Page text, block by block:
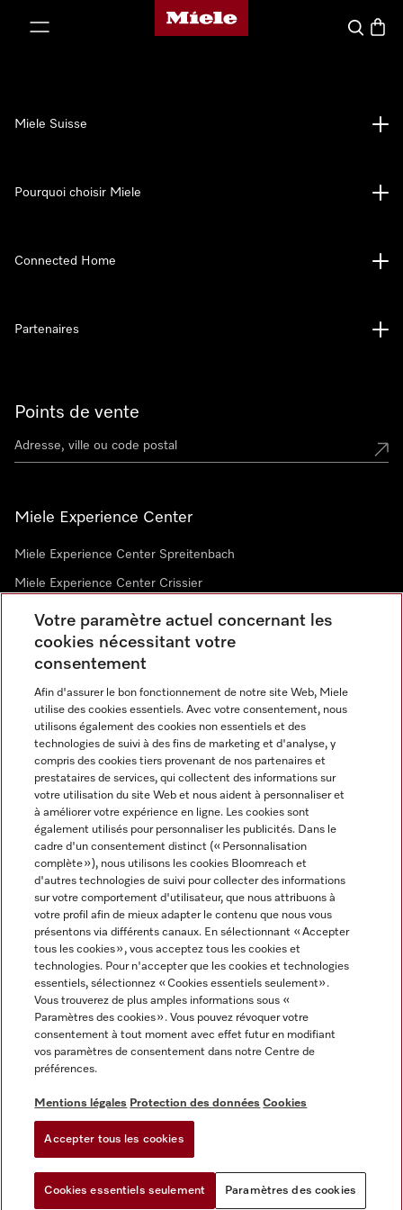
Page d'accueil de Miele
Search
Points de vente
Miele Experience Center
Miele Experience Center Spreitenbach
Miele Experience Center Crissier
Newsletter
Langue
FRANÇAIS
Miele Suisse
Pourquoi choisir Miele
Connected Home
Partenaires
Mentions légales
CGV
Protection des données
Paramètres des cookies
Miele sur Youtube
Votre paramètre actuel concernant les
cookies nécessitant votre
consentement
Afin d'assurer le bon fonctionnement de notre site Web, Miele
utilise des cookies essentiels. Avec votre consentement, nous
utilisons également des cookies non essentiels et des
technologies de suivi à des fins de marketing et d'analyse, y
compris des cookies tiers provenant de nos partenaires et
prestataires de services, qui collectent des informations sur
votre utilisation du site Web et nous aident à personnaliser et
à améliorer votre expérience en ligne. Les cookies sont
également utilisés pour personnaliser les publicités. Dans le
cadre d'un consentement distinct (« Personnalisation
complète »), nous utilisons les cookies Bloomreach et
d'autres technologies de suivi pour collecter des informations
sur votre comportement d'utilisateur, que nous attribuons à
votre profil afin de mieux adapter le contenu que nous vous
présentons via différents canaux. En sélectionnant « Accepter
tous les cookies », vous acceptez tous les cookies et
technologies. Pour n'accepter que les cookies et technologies
essentiels, sélectionnez « Cookies essentiels seulement».
Vous trouverez de plus amples informations sous «
Paramètres des cookies ». Vous pouvez révoquer votre
consentement à tout moment avec effet futur en modifiant
vos paramètres de consentement dans notre Centre de
préférences.
Mentions légales Protection des données Cookies
Accepter tous les cookies
Cookies essentiels seulement Paramètres des cookies